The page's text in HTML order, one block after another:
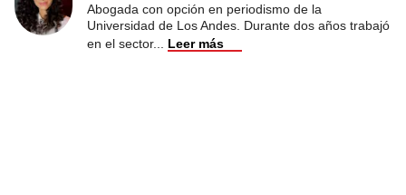
Abogada con opción en periodismo de la
Universidad de Los Andes. Durante dos años trabajó
en el sector... Leer más